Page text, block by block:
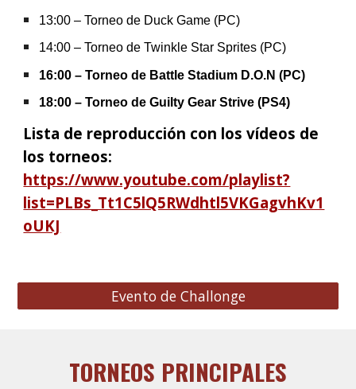
13:00 – Torneo de Duck Game (PC)
14:00 – Torneo de Twinkle Star Sprites (PC)
16:00 – Torneo de Battle Stadium D.O.N (PC)
18:00 – Torneo de Guilty Gear Strive (PS4)
Lista de reproducción con los vídeos de
los torneos:
https://www.youtube.com/playlist?
list=PLBs_Tt1C5lQ5RWdhtl5VKGagvhKv1
oUKJ
Evento de Challonge
TORNEOS PRINCIPALES